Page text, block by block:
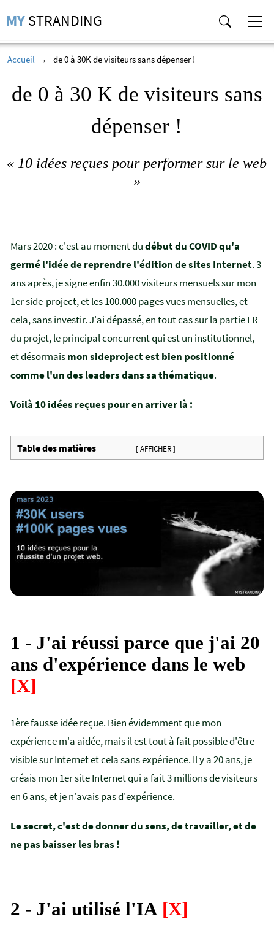
MY STRANDING
Accueil de 0 à 30K de visiteurs sans dépenser !
de 0 à 30 K de visiteurs sans
dépenser !
« 10 idées reçues pour performer sur le web
»
Mars 2020 : c'est au moment dudébut du COVID qu'a
germé l'idée de reprendre l'édition de sites Internet. 3
ans après, je signe enfin 30.000 visiteurs mensuels sur mon
1er side-project, et les 100.000 pages vues mensuelles, et
cela, sans investir. J'ai dépassé, en tout cas sur la partie FR
du projet, le principal concurrent qui est un institutionnel,
et désormaismon sideproject est bien positionné
comme l'un des leaders dans sa thématique.
Voilà 10 idées reçues pour en arriver là :
Table des matières [ AFFICHER ]
1 - J'ai réussi parce que j'ai 20
ans d'expérience dans le web
[X]
1ère fausse idée reçue. Bien évidemment que mon
expérience m'a aidée, mais il est tout à fait possible d'être
visible sur Internet et cela sans expérience. Il y a 20 ans, je
créais mon 1er site Internet qui a fait 3 millions de visiteurs
en 6 ans, et je n'avais pas d'expérience.
Le secret, c'est de donner du sens, de travailler, et de
ne pas baisser les bras !
2 - J'ai utilisé l'IA [X]